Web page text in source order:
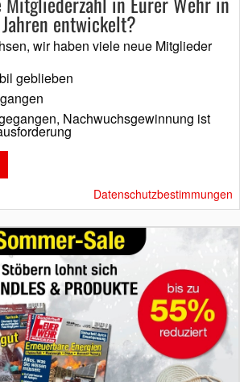
entwickelt?
wir haben viele neue Mitglieder
geblieben
Nachwuchsgewinnung ist
Datenschutzbestimmungen